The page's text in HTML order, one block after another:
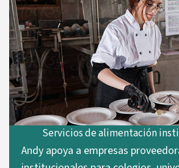
Servicios de alimentación
Andy apoya a empresas